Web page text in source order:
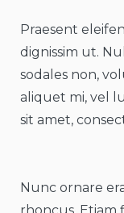
Praesent
dignissim ut.
sodales non,
aliquet mi, vel
sit amet,
Nunc ornare